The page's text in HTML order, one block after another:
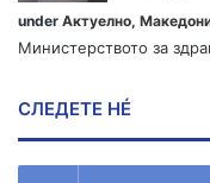
under Актуелно,
Министерството за
СЛЕДЕТЕ НÉ